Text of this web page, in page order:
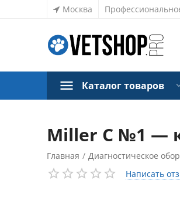
Москва
Каталог товаров
Miller С №1 —
Главная / Диагностическое
Написать